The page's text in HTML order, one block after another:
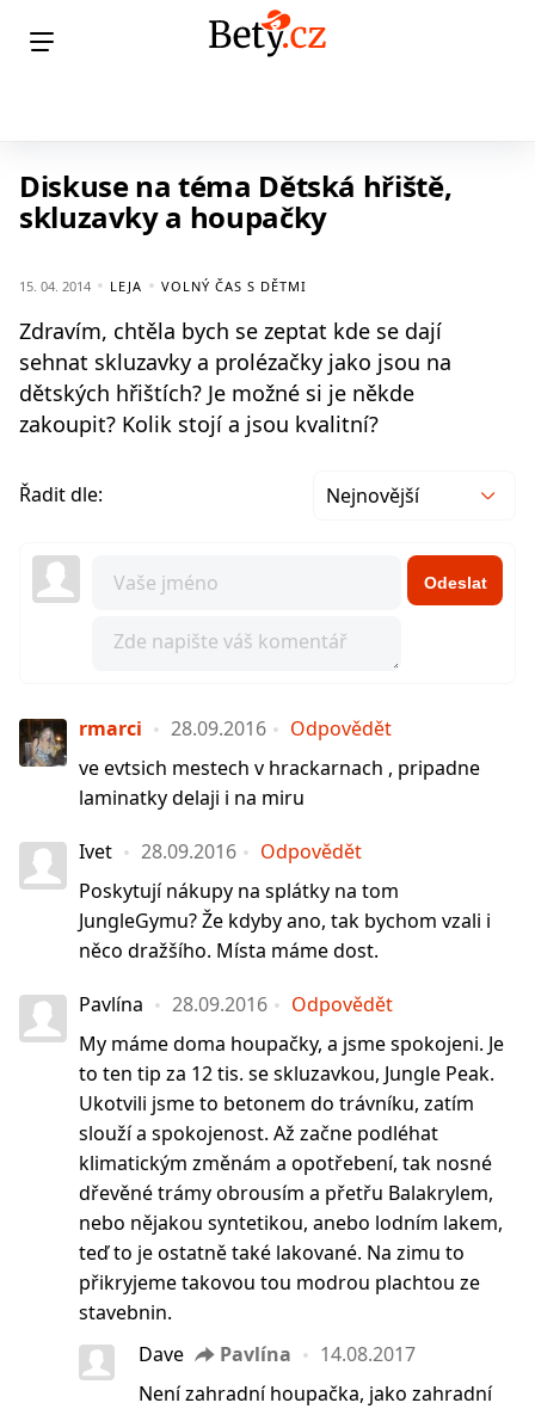
Diskuse na téma Dětská hřiště,
skluzavky a houpačky
15. 04. 2014 LEJA VOLNÝ ČAS S DĚTMI
Zdravím, chtěla bych se zeptat kde se dají
sehnat skluzavky a prolézačky jako jsou na
dětských hřištích? Je možné si je někde
zakoupit? Kolik stojí a jsou kvalitní?
Řadit dle: Nejnovější
Odeslat
rmarci 28.09.2016
Odpovědět
ve evtsich mestech v hrackarnach , pripadne
laminatky delaji i na miru
Ivet 28.09.2016
Odpovědět
Poskytují nákupy na splátky na tom
JungleGymu? Že kdyby ano, tak bychom vzali i
něco dražšího. Místa máme dost.
Pavlína 28.09.2016
Odpovědět
My máme doma houpačky, a jsme spokojeni. Je
to ten tip za 12 tis. se skluzavkou, Jungle Peak.
Ukotvili jsme to betonem do trávníku, zatím
slouží a spokojenost. Až začne podléhat
klimatickým změnám a opotřebení, tak nosné
dřevěné trámy obrousím a přetřu Balakrylem,
nebo nějakou syntetikou, anebo lodním lakem,
teď to je ostatně také lakované. Na zimu to
přikryjeme takovou tou modrou plachtou ze
stavebnin.
Dave
Pavlína
14.08.2017
Není zahradní houpačka, jako zahradní